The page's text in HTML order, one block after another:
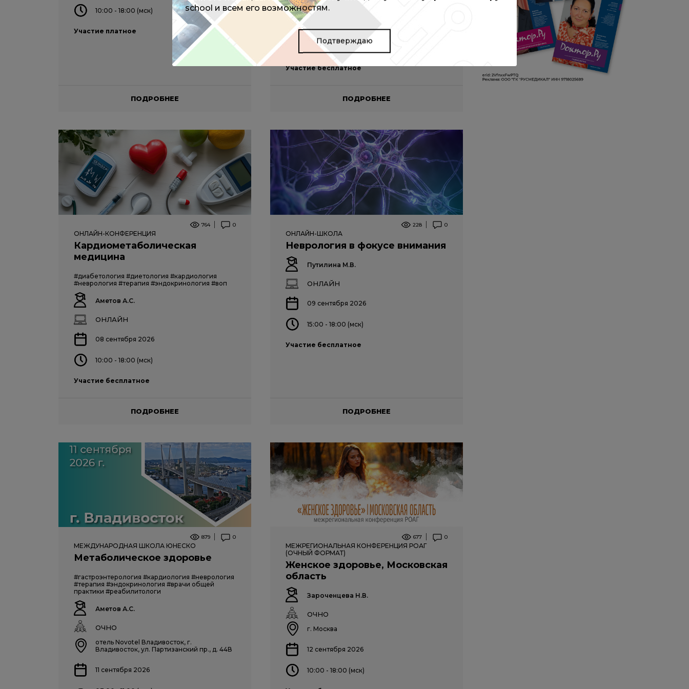
10:00 - 18:00 (мск)
Участие платное
ПОДРОБНЕЕ
Кожевническая, д. 4
09:00 - 17:00 (мск)
Участие бесплатное
ПОДРОБНЕЕ
764 0
ОНЛАЙН-КОНФЕРЕНЦИЯ
Кардиометаболическая
медицина
#диабетология #диетология #кардиология
#неврология #терапия #эндокринология #воп
Аметов А.С.
ОНЛАЙН
08 сентября 2026
10:00 - 18:00 (мск)
Участие бесплатное
ПОДРОБНЕЕ
228 0
ОНЛАЙН-ШКОЛА
Неврология в фокусе внимания
Путилина М.В.
ОНЛАЙН
09 сентября 2026
15:00 - 18:00 (мск)
Участие бесплатное
ПОДРОБНЕЕ
879 0
МЕЖДУНАРОДНАЯ ШКОЛА ЮНЕСКО
Метаболическое здоровье
#гастроэнтерология #кардиология #неврология
#терапия #эндокринология #врачи общей
практики #реабилитологи
Аметов А.С.
ОЧНО
отель Novotel Владивосток, г.
Владивосток, ул. Партизанский пр., д. 44В
11 сентября 2026
677 0
МЕЖРЕГИОНАЛЬНАЯ КОНФЕРЕНЦИЯ РОАГ
(ОЧНЫЙ ФОРМАТ)
Женское здоровье, Московская
область
Зароченцева Н.В.
ОЧНО
г. Москва
12 сентября 2026
10:00 - 18:00 (мск)
school и всем его возможностям.
Подтверждаю